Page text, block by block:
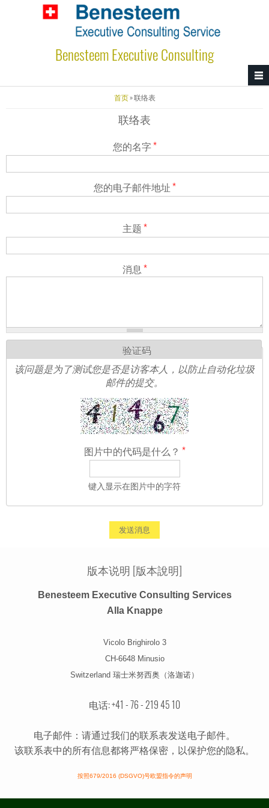
跳转到主要内容
Benesteem Executive Consulting
首页» 联络表
联络表
您的名字*
您的电子邮件地址*
主题*
消息*
验证码
该问题是为了测试您是否是访客本人，以防止自动化垃圾
邮件的提交。
图片中的代码是什么？ *
键入显示在图片中的字符
版本​说明 [版本​說明]
Benesteem Executive Consulting Services
Alla Knappe
Vicolo Brighirolo 3
CH-6648 Minusio
Switzerland 瑞士米努西奥（洛迦诺）
电话: +41 - 76 - 219 45 10
电子邮件：请通过我们的联系表发送电子邮件。
该联系表中的所有信息都将严格保密，以保护您的隐私。
按照679/2016 (DSGVO)号欧盟指令的声明